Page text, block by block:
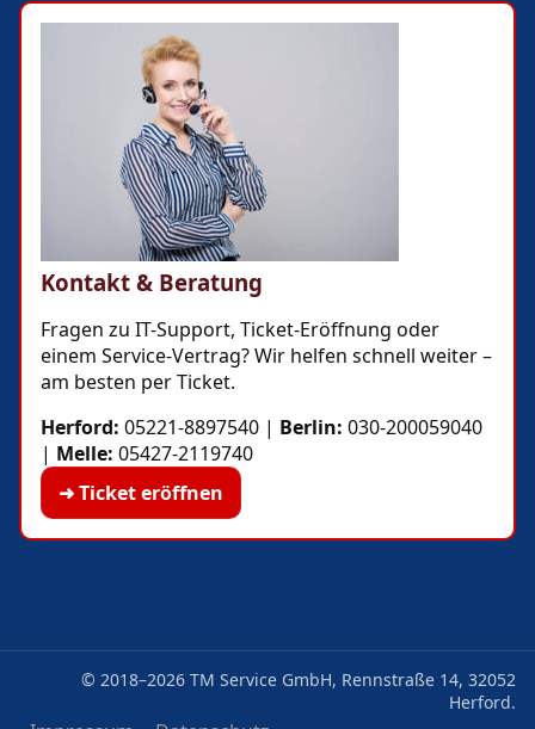
Kontakt & Beratung
Fragen zu IT-Support, Ticket-Eröffnung oder
einem Service-Vertrag? Wir helfen schnell weiter –
am besten per Ticket.
Herford: 05221-8897540 | Berlin: 030-200059040
| Melle: 05427-2119740
➜ Ticket eröffnen
© 2018–2026 TM Service GmbH, Rennstraße 14, 32052
Herford.